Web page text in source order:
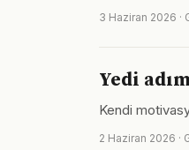
3 Haziran 2026 ·
Yedi
Kendi
2 Haziran 2026 ·